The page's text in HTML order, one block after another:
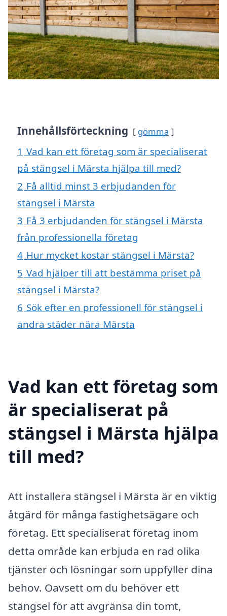
Innehållsförteckning gömma
1 Vad kan ett företag som är specialiserat
på stängsel i Märsta hjälpa till med?
2 Få alltid minst 3 erbjudanden för
stängsel i Märsta
3 Få 3 erbjudanden för stängsel i Märsta
från professionella företag
4 Hur mycket kostar stängsel i Märsta?
5 Vad hjälper till att bestämma priset på
stängsel i Märsta?
6 Sök efter en professionell för stängsel i
andra städer nära Märsta
Vad kan ett företag som
är specialiserat på
stängsel i Märsta hjälpa
till med?
Att installera stängsel i Märsta är en viktig
åtgärd för många fastighetsägare och
företag. Ett specialiserat företag inom
detta område kan erbjuda en rad olika
tjänster och lösningar som uppfyller dina
behov. Oavsett om du behöver ett
stängsel för att avgränsa din tomt,